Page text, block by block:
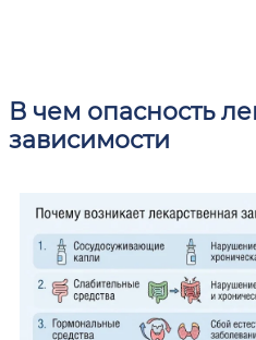
В чем опасность
зависимости